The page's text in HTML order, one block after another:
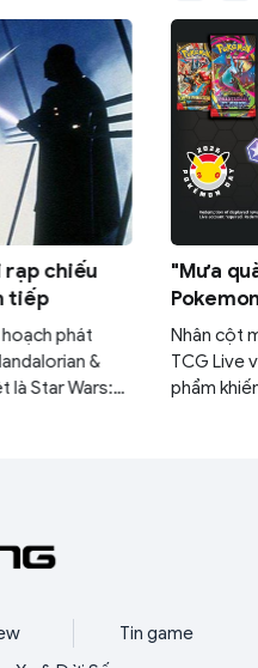
rạp chiếu
tiếp
phát
&
là Star Wars:
"Mưa
30 gói
Nhân cột
TCG Live
phẩm
Tin game